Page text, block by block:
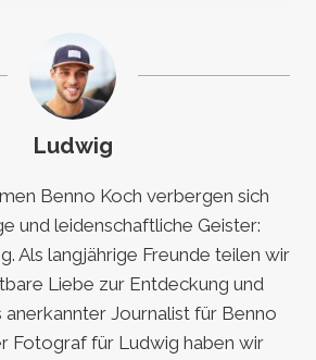
Ludwig
Benno Koch verbergen sich
und leidenschaftliche Geister:
Als langjährige Freunde teilen wir
Liebe zur Entdeckung und
anerkannter Journalist für Benno
Fotograf für Ludwig haben wir